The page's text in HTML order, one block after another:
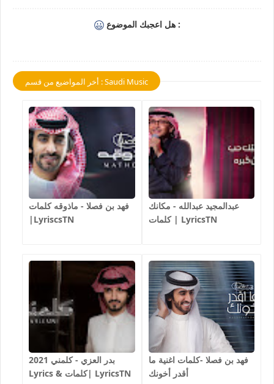
هل اعجبك الموضوع :
أخر المواضيع من قسم : Saudi Music
فهد بن فصلا - ماذوقه كلمات
|LyriscsTN
عبدالمجيد عبدالله - مكانك
كلمات | LyricsTN
بدر العزي - كلمني 2021
Lyrics & كلمات| LyricsTN
فهد بن فصلا -كلمات اغنية ما
أقدر أخونك